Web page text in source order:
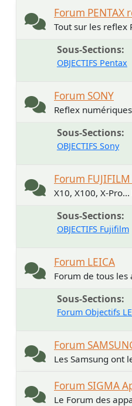
Forum PENTAX
Tout sur les reflex
Sous-Sections
OBJECTIFS Pentax
Forum SONY
Reflex
Sous-Sections
OBJECTIFS Sony
Forum
X10, X100, X-
Sous-Sections
OBJECTIFS Fujifilm
Forum LEICA
Forum de tous les
Sous-Sections
Forum Objectifs
Forum
Les Samsung ont
Forum SIGMA
Le Forum des